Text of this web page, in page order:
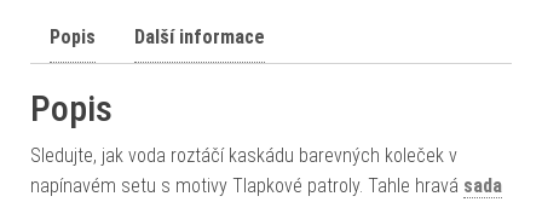
Popis Další informace
Popis
Sledujte, jak voda roztáčí kaskádu barevných koleček v
napínavém setu s motivy Tlapkové patroly. Tahle hravá sada